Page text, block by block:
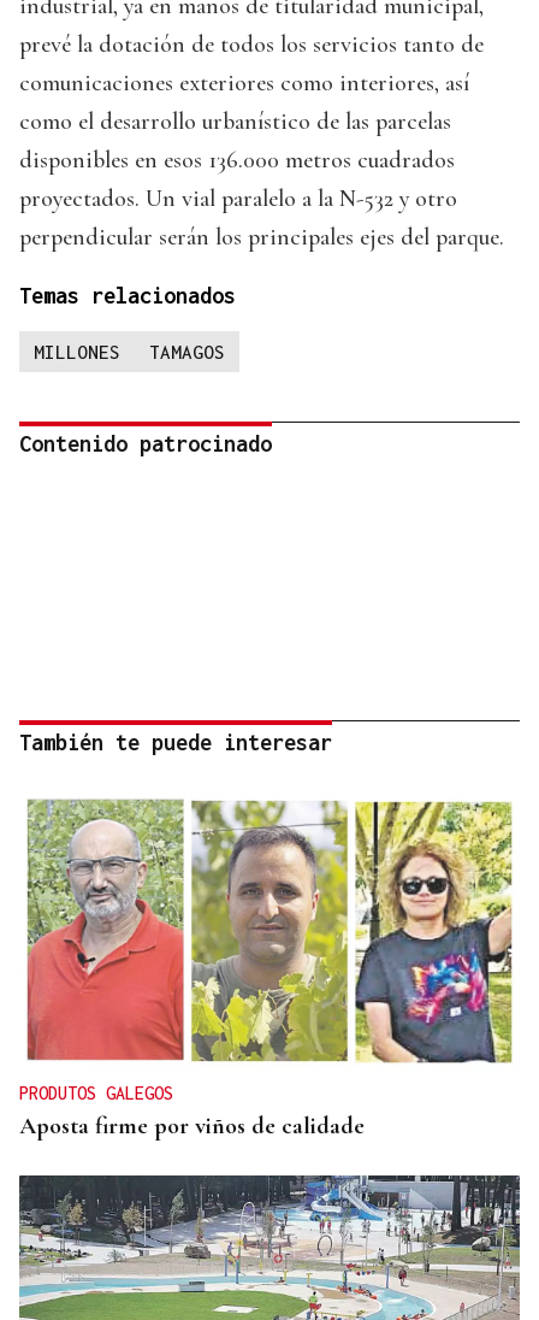
prevé la dotación de todos los servicios tanto de
comunicaciones exteriores como interiores, así
como el desarrollo urbanístico de las parcelas
disponibles en esos 136.000 metros cuadrados
proyectados. Un vial paralelo a la N-532 y otro
perpendicular serán los principales ejes del parque.
Temas relacionados
MILLONES TAMAGOS
Contenido patrocinado
También te puede interesar
PRODUTOS GALEGOS
Aposta firme por viños de calidade